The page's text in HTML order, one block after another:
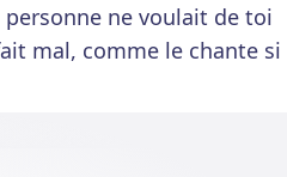
ne voulait de toi
mal, comme le chante si